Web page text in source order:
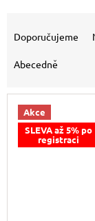
Doporučujeme
Abecedně
Akce
SLEVA až 5% po
registraci